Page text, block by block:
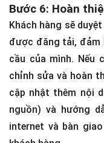
Bước 6: Hoàn
Khách hàng sẽ
được đăng tải, đảm
cầu của mình. Nếu
chỉnh sửa và hoàn
cập nhật thêm nội
nguồn) và hướng
internet và bàn